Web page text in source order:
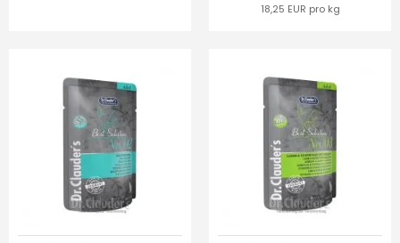
18,25 EUR pro kg